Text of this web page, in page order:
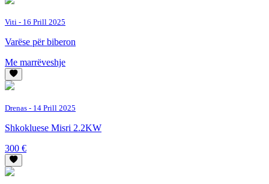
Viti - 16 Prill 2025
Varëse për biberon
Me marrëveshje
Drenas - 14 Prill 2025
Shkokluese Misri 2.2KW
300 €